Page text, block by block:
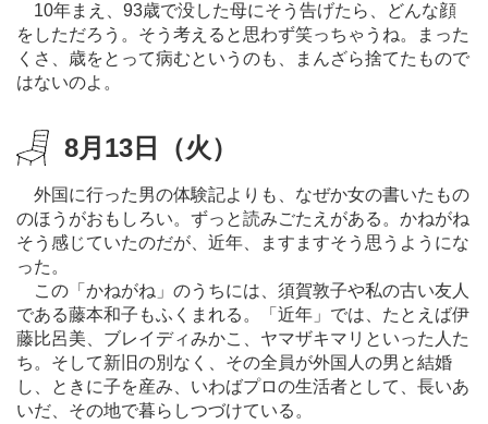
10年まえ、93歳で没した母にそう告げたら、どんな顔
をしただろう。そう考えると思わず笑っちゃうね。まった
くさ、歳をとって病むというのも、まんざら捨てたもので
はないのよ。
8月13日（火）
外国に行った男の体験記よりも、なぜか女の書いたもの
のほうがおもしろい。ずっと読みごたえがある。かねがね
そう感じていたのだが、近年、ますますそう思うようにな
った。
この「かねがね」のうちには、須賀敦子や私の古い友人
である藤本和子もふくまれる。「近年」では、たとえば伊
藤比呂美、ブレイディみかこ、ヤマザキマリといった人た
ち。そして新旧の別なく、その全員が外国人の男と結婚
し、ときに子を産み、いわばプロの生活者として、長いあ
いだ、その地で暮らしつづけている。